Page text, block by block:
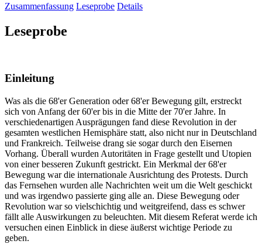
Zusammenfassung Leseprobe Details
Leseprobe
Einleitung
Was als die 68'er Generation oder 68'er Bewegung gilt, erstreckt
sich von Anfang der 60'er bis in die Mitte der 70'er Jahre. In
verschiedenartigen Ausprägungen fand diese Revolution in der
gesamten westlichen Hemisphäre statt, also nicht nur in Deutschland
und Frankreich. Teilweise drang sie sogar durch den Eisernen
Vorhang. Überall wurden Autoritäten in Frage gestellt und Utopien
von einer besseren Zukunft gestrickt. Ein Merkmal der 68'er
Bewegung war die internationale Ausrichtung des Protests. Durch
das Fernsehen wurden alle Nachrichten weit um die Welt geschickt
und was irgendwo passierte ging alle an. Diese Bewegung oder
Revolution war so vielschichtig und weitgreifend, dass es schwer
fällt alle Auswirkungen zu beleuchten. Mit diesem Referat werde ich
versuchen einen Einblick in diese äußerst wichtige Periode zu
geben.